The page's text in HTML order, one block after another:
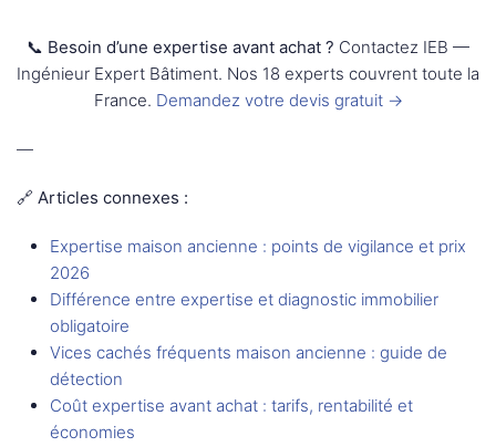
📞 Besoin d’une expertise avant achat ? Contactez IEB —
Ingénieur Expert Bâtiment. Nos 18 experts couvrent toute la
France. Demandez votre devis gratuit →
—
🔗 Articles connexes :
Expertise maison ancienne : points de vigilance et prix
2026
Différence entre expertise et diagnostic immobilier
obligatoire
Vices cachés fréquents maison ancienne : guide de
détection
Coût expertise avant achat : tarifs, rentabilité et
économies